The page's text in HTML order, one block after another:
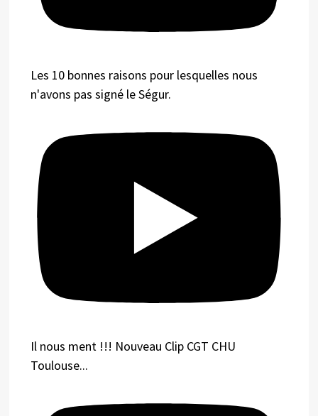
Les 10 bonnes raisons pour lesquelles nous
n'avons pas signé le Ségur.
Il nous ment !!! Nouveau Clip CGT CHU
Toulouse...